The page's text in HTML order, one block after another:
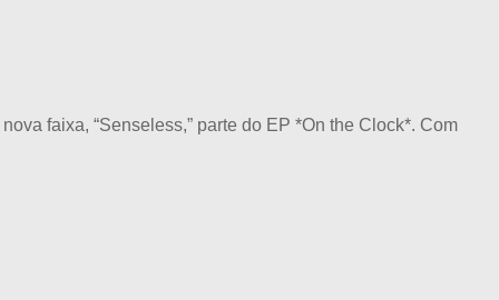
faixa, “Senseless,” parte do EP *On the Clock*. Com